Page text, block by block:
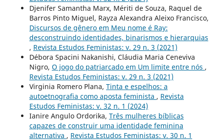
Djenifer Samantha Marx, Mériti de Souza, Raquel de
Barros Pinto Miguel, Rayza Alexandra Aleixo Francisco,
Discursos de gênero em Meu nome é Ray:
desconstruindo identidades, binarismos e hierarquias
, Revista Estudos Feministas: v. 29 n. 3 (2021)
Débora Spacini Nakanishi, Cláudia Maria Ceneviva
Nigro, O jogo do patriarcado em Um limite entre nós ,
Revista Estudos Feministas: v. 29 n. 3 (2021)
Virginia Romero Plana, Tinta e espelhos: a
autoetnografia como aposta feminista , Revista
Estudos Feministas: v. 32 n. 1 (2024)
Ianire Angulo Ordorika, Três mulheres bíblicas
capazes de construir uma identidade feminina
alternativa , Revista Estudos Feministas: v. 30 n. 1